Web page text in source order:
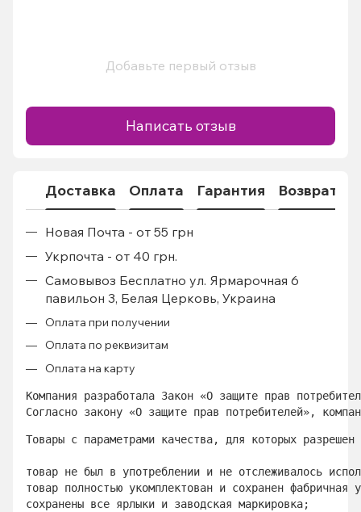
Добавьте первый отзыв
Написать отзыв
Доставка Оплата Гарантия Возврат
Новая Почта - от 55 грн
Укрпочта - от 40 грн.
Самовывоз Бесплатно ул. Ярмарочная 6
павильон 3, Белая Церковь, Украина
Оплата при получении
Оплата по реквизитам
Оплата на карту
Компания разработала Закон «О защите прав
Согласно закону «О защите прав потребителей»,
Товары с параметрами качества, для которых
товар не был в употреблении и не отслеживалось
товар полностью укомплектован и сохранен фабричная
сохранены все ярлыки и заводская маркировка;